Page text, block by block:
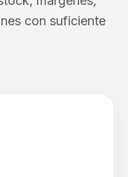
con suficiente